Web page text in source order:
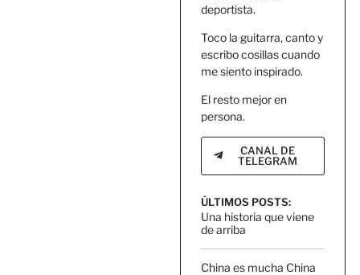
deportista.
Toco la guitarra, canto y
escribo cosillas cuando
me siento inspirado.
El resto mejor en
persona.
CANAL DE
TELEGRAM
ÚLTIMOS POSTS:
Una historia que viene
de arriba
China es mucha China